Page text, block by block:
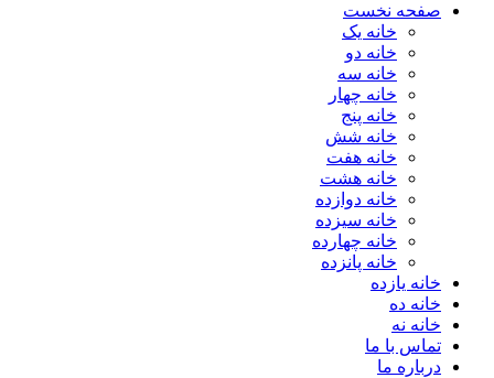
صفحه نخست
خانه یک
خانه دو
خانه سه
خانه چهار
خانه پنج
خانه شش
خانه هفت
خانه هشت
خانه دوازده
خانه سیزده
خانه چهارده
خانه پانزده
خانه یازده
خانه ده
خانه نه
تماس با ما
درباره ما